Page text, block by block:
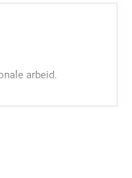
arbeid.